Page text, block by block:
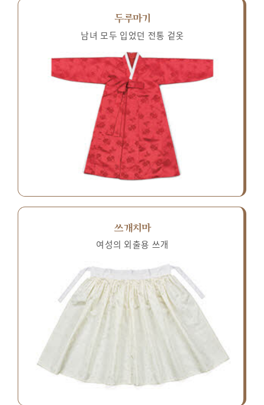
두루마기
남녀 모두 입었던 전통 겉옷
쓰개치마
여성의 외출용 쓰개